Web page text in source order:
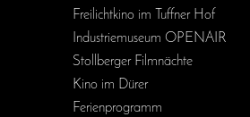
Freilichtkino im Tuffner Hof
Industriemuseum OPENAIR
Stollberger Filmnächte
Kino im Dürer
Ferienprogramm